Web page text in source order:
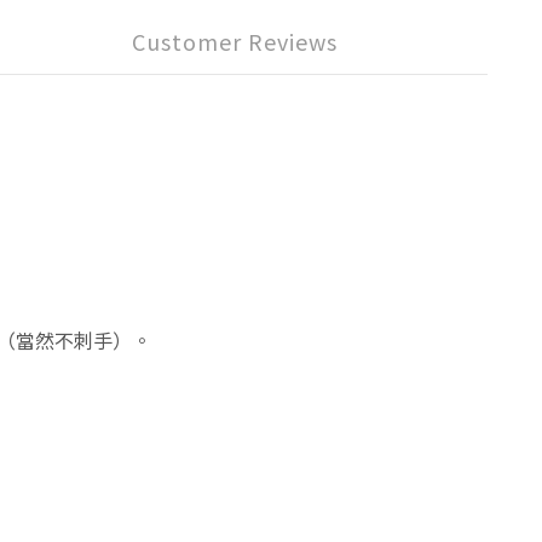
Customer Reviews
當然不刺手）。